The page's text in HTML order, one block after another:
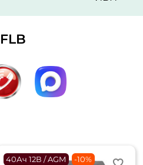
40Ач 12В / AGM -10%